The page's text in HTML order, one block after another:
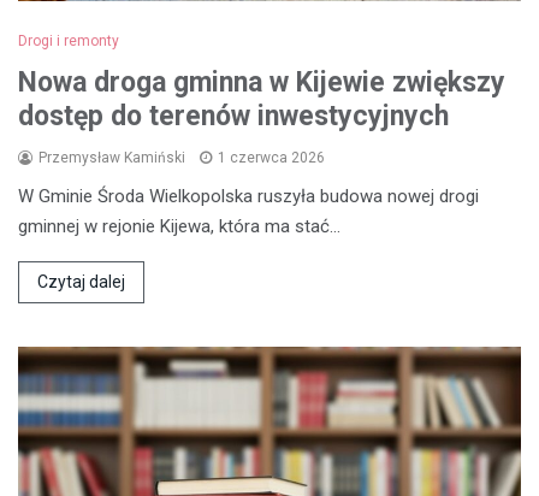
Drogi i remonty
Nowa droga gminna w Kijewie zwiększy
dostęp do terenów inwestycyjnych
Przemysław Kamiński 1 czerwca 2026
W Gminie Środa Wielkopolska ruszyła budowa nowej drogi
gminnej w rejonie Kijewa, która ma stać…
Czytaj dalej